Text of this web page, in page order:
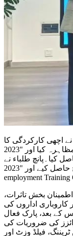
اچھی کارکردگی کا
مظاہرہ کیا اور "2023 Liaocheng کالج کے طلباء کا پری ایمپلائمنٹ
کیا۔پانچ طلباء نے
شاندار نتائج حاصل کیے اور "2023 Liaocheng College Students Pre-
بخش تاثرات،
اداروں کی
کے بعد، پارک فعال
کی ضروریات کی
فیلڈ وزٹ اور